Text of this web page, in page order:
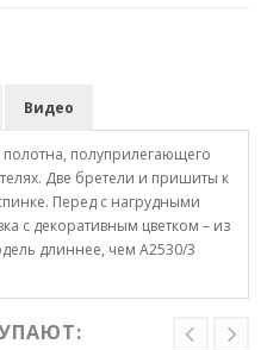
Видео
полотна, полуприлегающего
Две бретели и пришиты к
Перед с нагрудными
с декоративным цветком – из
длиннее, чем А2530/3